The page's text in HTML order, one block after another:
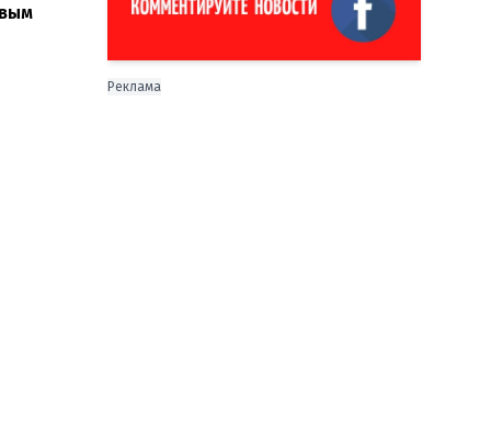
Реклама